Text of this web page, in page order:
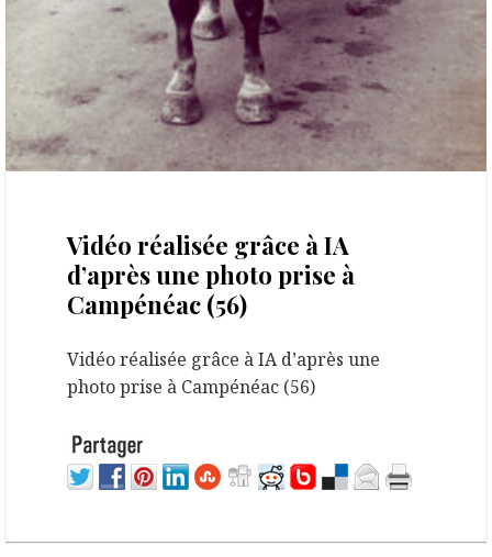
Vidéo réalisée grâce à IA
d’après une photo prise à
Campénéac (56)
Vidéo réalisée grâce à IA d’après une
photo prise à Campénéac (56)